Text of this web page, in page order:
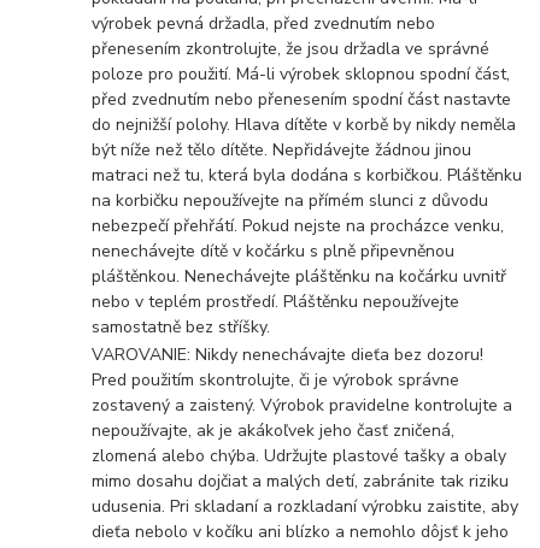
výrobek pevná držadla, před zvednutím nebo
přenesením zkontrolujte, že jsou držadla ve správné
poloze pro použití. Má-li výrobek sklopnou spodní část,
před zvednutím nebo přenesením spodní část nastavte
do nejnižší polohy. Hlava dítěte v korbě by nikdy neměla
být níže než tělo dítěte. Nepřidávejte žádnou jinou
matraci než tu, která byla dodána s korbičkou. Pláštěnku
na korbičku nepoužívejte na přímém slunci z důvodu
nebezpečí přehřátí. Pokud nejste na procházce venku,
nenechávejte dítě v kočárku s plně připevněnou
pláštěnkou. Nenechávejte pláštěnku na kočárku uvnitř
nebo v teplém prostředí. Pláštěnku nepoužívejte
samostatně bez stříšky.
VAROVANIE: Nikdy nenechávajte dieťa bez dozoru!
Pred použitím skontrolujte, či je výrobok správne
zostavený a zaistený. Výrobok pravidelne kontrolujte a
nepoužívajte, ak je akákoľvek jeho časť zničená,
zlomená alebo chýba. Udržujte plastové tašky a obaly
mimo dosahu dojčiat a malých detí, zabránite tak riziku
udusenia. Pri skladaní a rozkladaní výrobku zaistite, aby
dieťa nebolo v kočíku ani blízko a nemohlo dôjsť k jeho